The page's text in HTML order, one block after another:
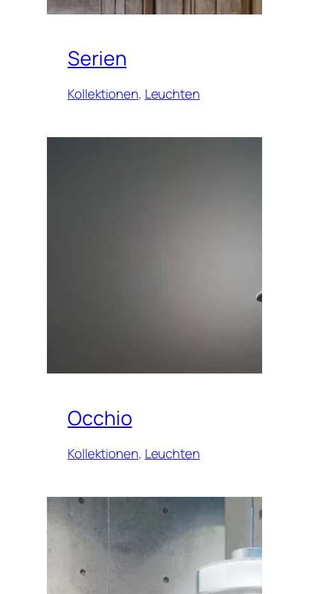
Serien
Kollektionen, Leuchten
Occhio
Kollektionen, Leuchten